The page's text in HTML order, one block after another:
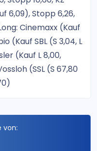
6,09), Stopp 6,26,
Cinemaxx (Kauf
(Kauf SBL (S 3,04, L
(Kauf L 8,00,
(SSL (S 67,80
von: